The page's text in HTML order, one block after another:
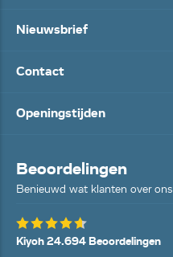
Nieuwsbrief
Contact
Openingstijden
Beoordelingen
Benieuwd wat klanten over
Kiyoh 24.694 Beoordelingen